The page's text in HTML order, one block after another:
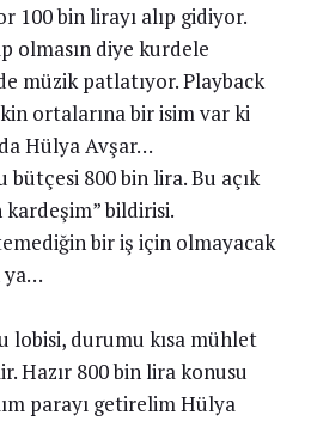
100 bin lirayı alıp gidiyor.
olmasın diye kurdele
müzik patlatıyor. Playback
ortalarına bir isim var ki
Hülya Avşar…
bütçesi 800 bin lira. Bu açık
kardeşim” bildirisi.
bir iş için olmayacak
ya…
lobisi, durumu kısa mühlet
Hazır 800 bin lira konusu
parayı getirelim Hülya